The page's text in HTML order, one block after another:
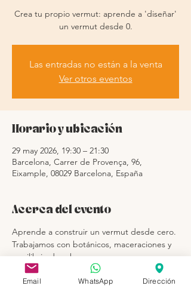
Crea tu propio vermut: aprende a 'diseñar'
un vermut desde 0.
Las entradas no están a la venta
Ver otros eventos
Horario y ubicación
29 may 2026, 19:30 – 21:30
Barcelona, Carrer de Provença, 96,
Eixample, 08029 Barcelona, España
Acerca del evento
Aprende a construir un vermut desde cero.
Trabajamos con botánicos, maceraciones y
equilibrio de sabores.
Email WhatsApp Dirección